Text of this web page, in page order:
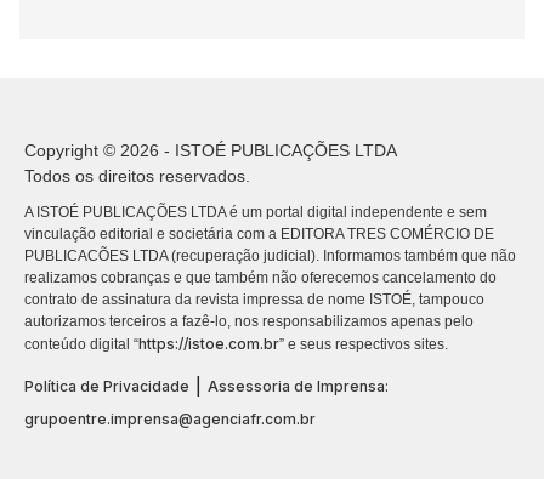
Copyright © 2026 - ISTOÉ PUBLICAÇÕES LTDA
Todos os direitos reservados.
A ISTOÉ PUBLICAÇÕES LTDA é um portal digital independente e sem
vinculação editorial e societária com a EDITORA TRES COMÉRCIO DE
PUBLICACÕES LTDA (recuperação judicial). Informamos também que não
realizamos cobranças e que também não oferecemos cancelamento do
contrato de assinatura da revista impressa de nome ISTOÉ, tampouco
autorizamos terceiros a fazê-lo, nos responsabilizamos apenas pelo
conteúdo digital “https://istoe.com.br” e seus respectivos sites.
Política de Privacidade
Assessoria de Imprensa:
grupoentre.imprensa@agenciafr.com.br